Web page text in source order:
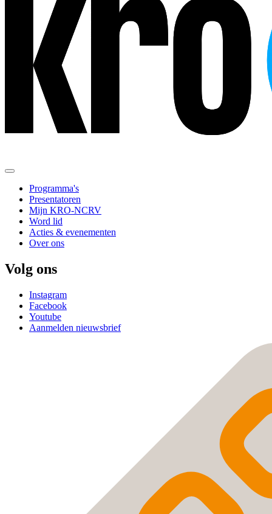
Programma's
Presentatoren
Mijn KRO-NCRV
Word lid
Acties & evenementen
Over ons
Volg ons
Instagram
Facebook
Youtube
Aanmelden nieuwsbrief